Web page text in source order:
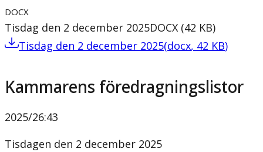
DOCX
Tisdag den 2 december 2025DOCX (42 KB)
Tisdag den 2 december 2025(docx, 42 KB)
Kammarens föredragningslistor
2025/26:43
Tisdagen den 2 december 2025